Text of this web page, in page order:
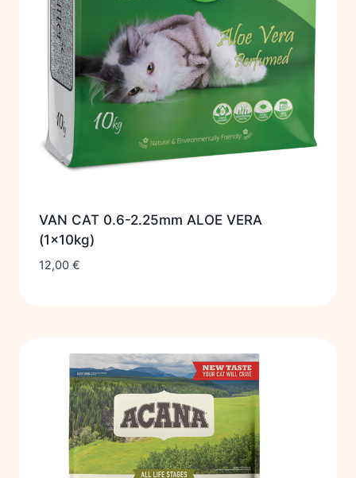
VAN CAT 0.6-2.25mm ALOE VERA
(1x10kg)
12,00 €